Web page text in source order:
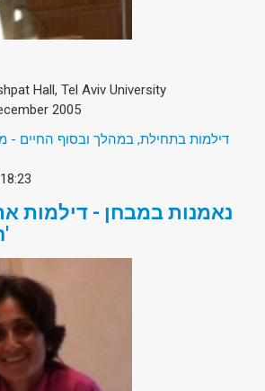
Hall, Tel Aviv University
2005
דילמות בתחילת, במהלך ובסוף החיים -
נאמנות במבחן - דילמות
חברתית - חלק ב'